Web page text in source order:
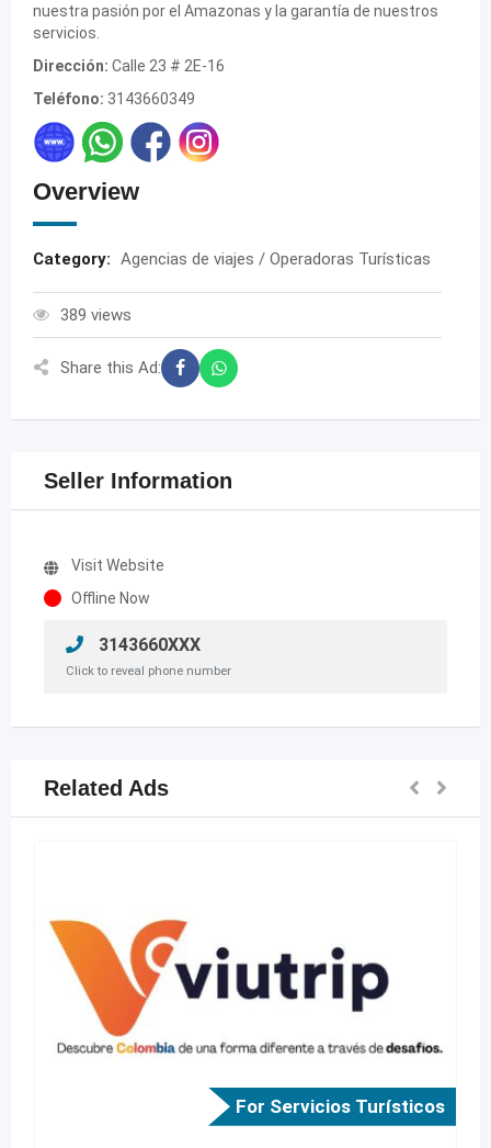
nuestra pasión por el Amazonas y la garantía de nuestros
servicios.
Dirección: Calle 23 # 2E-16
Teléfono: 3143660349
Overview
Category: Agencias de viajes / Operadoras Turísticas
389 views
Share this Ad:
Seller Information
Visit Website
Offline Now
3143660XXX
Click to reveal phone number
Related Ads
For Servicios Turísticos